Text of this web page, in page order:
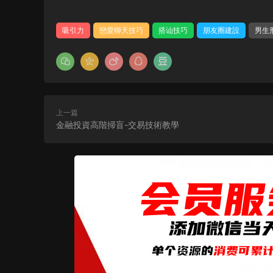
吸引力 戀愛聊天技巧 搭讪技巧 朋友圈建設 男生
上一篇
金融投資高階掃盲-交易技術教學